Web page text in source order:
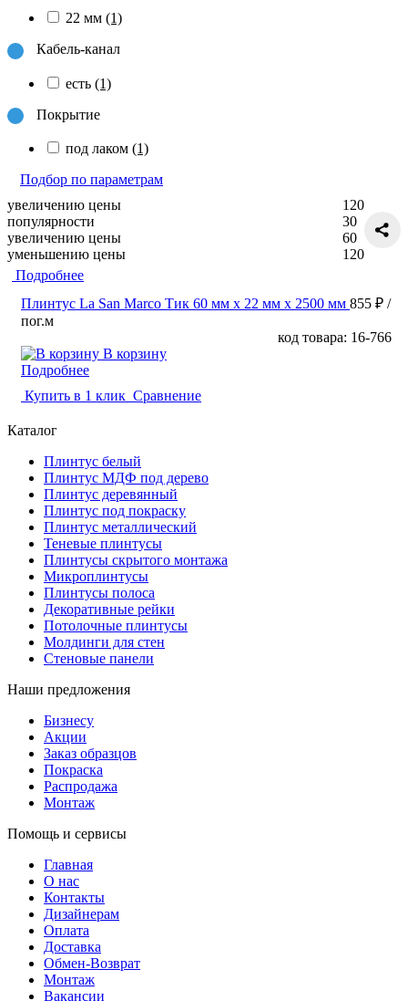
22 мм (1)
Кабель-канал
есть (1)
Покрытие
под лаком (1)
Подбор по параметрам
увеличению цены
популярности
увеличению цены
уменьшению цены
120
30
60
120
Подробнее
Плинтус La San Marco Тик 60 мм х 22 мм х 2500 мм 855 ₽ /
пог.м
код товара: 16-766
В корзину
Подробнее
Купить в 1 клик Сравнение
Каталог
Плинтус белый
Плинтус МДФ под дерево
Плинтус деревянный
Плинтус под покраску
Плинтус металлический
Теневые плинтусы
Плинтусы скрытого монтажа
Микроплинтусы
Плинтусы полоса
Декоративные рейки
Потолочные плинтусы
Молдинги для стен
Стеновые панели
Наши предложения
Бизнесу
Акции
Заказ образцов
Покраска
Распродажа
Монтаж
Помощь и сервисы
Главная
О нас
Контакты
Дизайнерам
Оплата
Доставка
Обмен-Возврат
Монтаж
Вакансии